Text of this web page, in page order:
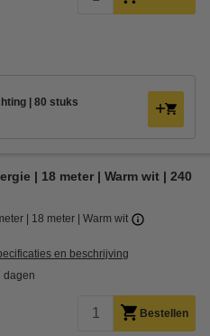
| 80 stuks
| 18 meter | Warm wit | 240
18 meter Warm wit
en beschrijving
dagen
Bestellen